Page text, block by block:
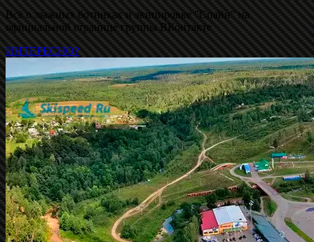
Всё о лыжных ботинках и экипировке "Спайн" на
официальной странице группы ВКонтакте
ИНТЕРЕСНО?